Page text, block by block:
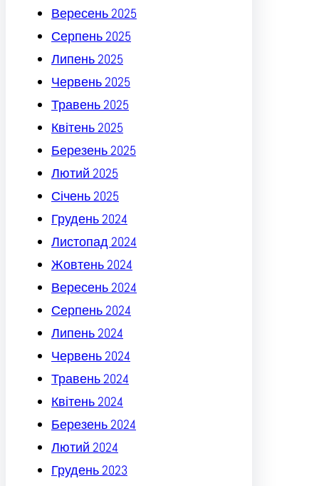
Вересень 2025
Серпень 2025
Липень 2025
Червень 2025
Травень 2025
Квітень 2025
Березень 2025
Лютий 2025
Січень 2025
Грудень 2024
Листопад 2024
Жовтень 2024
Вересень 2024
Серпень 2024
Липень 2024
Червень 2024
Травень 2024
Квітень 2024
Березень 2024
Лютий 2024
Грудень 2023